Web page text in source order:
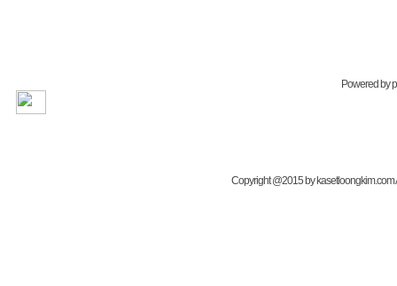
Powered by
Copyright @2015 by kasetloongkim.com